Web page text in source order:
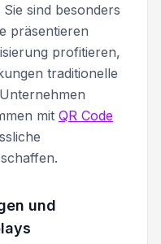
sind besonders
präsentieren
profitieren,
traditionelle
mit QR Code
und